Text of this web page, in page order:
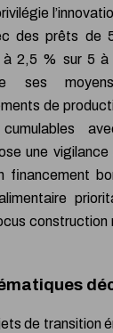
des prêts de
à 2,5 % sur 5 à
ses
de
cumulables
une
financement
construction
de transition